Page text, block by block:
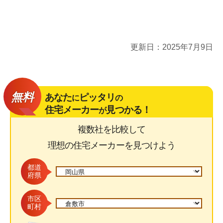
更新日： 2025年7月9日
無料 あなたにピッタリの
住宅メーカーが見つかる！
複数社を比較して
理想の住宅メーカーを見つけよう
都道
府県
市区
町村